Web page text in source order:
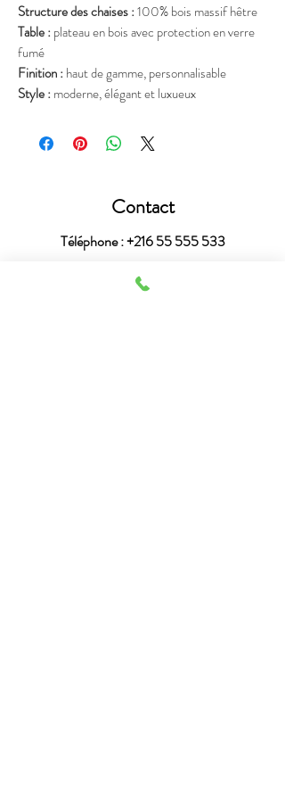
Structure des chaises :100% bois massif hêtre
Table : plateau en bois avec protection en verre
fumé
Finition : haut de gamme, personnalisable
Style : moderne, élégant et luxueux
Contact
Téléphone :+216 55 555 533